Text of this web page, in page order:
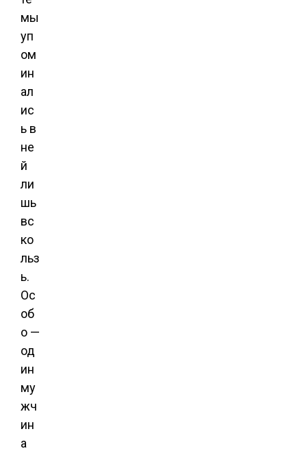
мы
уп
ом
ин
ал
ис
ь в
не
й
ли
шь
вс
ко
льз
ь.
Ос
об
о —
од
ин
му
жч
ин
а